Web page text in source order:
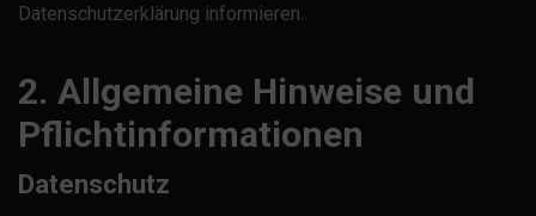
Datenschutzerklärung informieren.
2. Allgemeine Hinweise und
Pflichtinformationen
Datenschutz